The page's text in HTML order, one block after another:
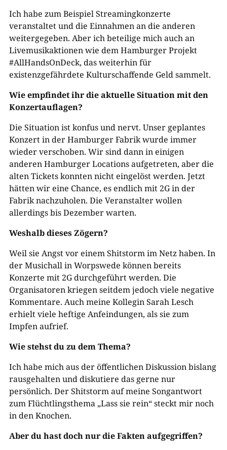
Ich habe zum Beispiel Streamingkonzerte
veranstaltet und die Einnahmen an die anderen
weitergegeben. Aber ich beteilige mich auch an
Livemusikaktionen wie dem Hamburger Projekt
#AllHandsOnDeck, das weiterhin für
existenzgefährdete Kulturschaffende Geld sammelt.
Wie empfindet ihr die aktuelle Situation mit den
Konzertauflagen?
Die Situation ist konfus und nervt. Unser geplantes
Konzert in der Hamburger Fabrik wurde immer
wieder verschoben. Wir sind dann in einigen
anderen Hamburger Locations aufgetreten, aber die
alten Tickets konnten nicht eingelöst werden. Jetzt
hätten wir eine Chance, es endlich mit 2G in der
Fabrik nachzuholen. Die Veranstalter wollen
allerdings bis Dezember warten.
Weshalb dieses Zögern?
Weil sie Angst vor einem Shitstorm im Netz haben. In
der Musichall in Worpswede können bereits
Konzerte mit 2G durchgeführt werden. Die
Organisatoren kriegen seitdem jedoch viele negative
Kommentare. Auch meine Kollegin Sarah Lesch
erhielt viele heftige Anfeindungen, als sie zum
Impfen aufrief.
Wie stehst du zu dem Thema?
Ich habe mich aus der öffentlichen Diskussion bislang
rausgehalten und diskutiere das gerne nur
persönlich. Der Shitstorm auf meine Songantwort
zum Flüchtlingsthema „Lass sie rein“ steckt mir noch
in den Knochen.
Aber du hast doch nur die Fakten aufgegriffen?